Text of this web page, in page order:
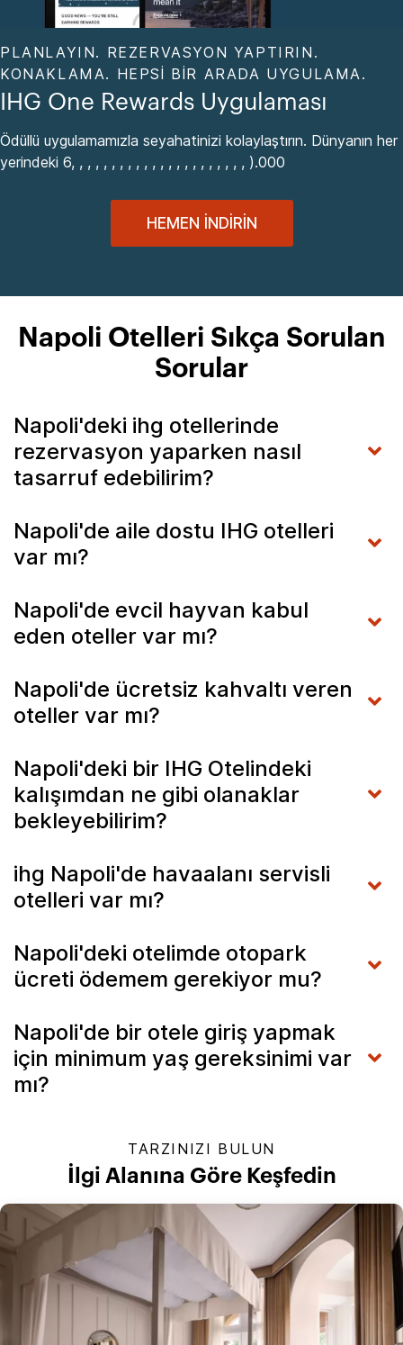
PLANLAYIN. REZERVASYON YAPTIRIN.
KONAKLAMA. HEPSI BIR ARADA UYGULAMA.
IHG One Rewards Uygulaması
Ödüllü uygulamamızla seyahatinizi kolaylaştırın. Dünyanın her
yerindeki 6, , , , , , , , , , , , , , , , , , , , , , ).000
HEMEN İNDIRIN
Napoli Otelleri Sıkça Sorulan
Sorular
Napoli'deki ihg otellerinde
rezervasyon yaparken nasıl
tasarruf edebilirim?
Napoli'de aile dostu IHG otelleri
var mı?
Napoli'de evcil hayvan kabul
eden oteller var mı?
Napoli'de ücretsiz kahvaltı veren
oteller var mı?
Napoli'deki bir IHG Otelindeki
kalışımdan ne gibi olanaklar
bekleyebilirim?
ihg Napoli'de havaalanı servisli
otelleri var mı?
Napoli'deki otelimde otopark
ücreti ödemem gerekiyor mu?
Napoli'de bir otele giriş yapmak
için minimum yaş gereksinimi var
mı?
TARZINIZI BULUN
İlgi Alanına Göre Keşfedin